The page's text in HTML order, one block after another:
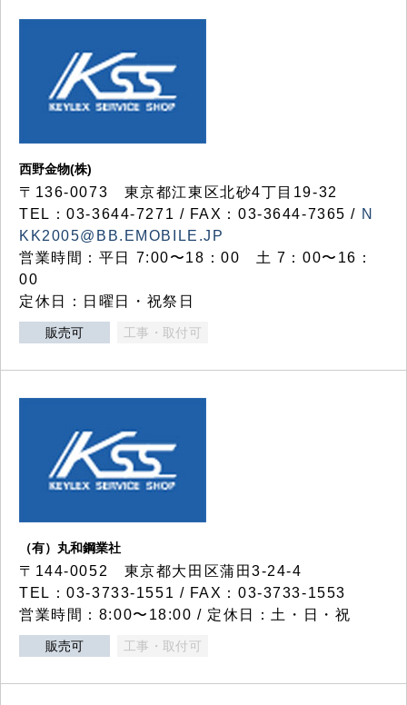
西野金物(株)
〒136-0073 東京都江東区北砂4丁目19-32
TEL：03‐3644‐7271 / FAX：03-3644-7365 / N
KK2005@BB.EMOBILE.JP
営業時間：平日 7:00〜18：00 土 7：00〜16：
00
定休日：日曜日・祝祭日
販売可 工事・取付可
（有）丸和鋼業社
〒144-0052 東京都大田区蒲田3-24-4
TEL：03-3733-1551 / FAX：03-3733-1553
営業時間：8:00〜18:00 / 定休日：土・日・祝
販売可 工事・取付可